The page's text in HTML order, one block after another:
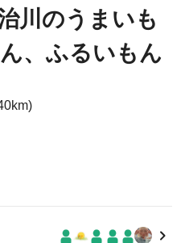
川のうまいも
、ふるいもん